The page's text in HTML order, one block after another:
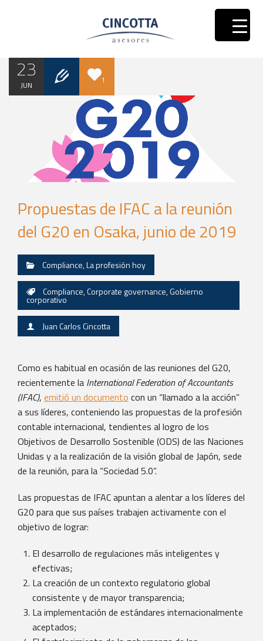
23
JUN 1
Propuestas de IFAC a la reunión
del G20 en Osaka, junio de 2019
Compliance,La profesión hoy
Compliance,Corporate governance,Gobierno
corporativo
Juan Carlos Cincotta
Como es habitual en ocasión de las reuniones del G20,
recientemente la International Federation of Accountants
(IFAC), emitió un documento con un “llamado a la acción”
a sus líderes, conteniendo las propuestas de la profesión
contable internacional, tendientes al logro de los
Objetivos de Desarrollo Sostenible (ODS) de las Naciones
Unidas y a la realización de la visión global de Japón, sede
de la reunión, para la “Sociedad 5.0”.
Las propuestas de IFAC apuntan a alentar a los líderes del
G20 para que sus países trabajen activamente con el
objetivo de lograr:
El desarrollo de regulaciones más inteligentes y
efectivas;
La creación de un contexto regulatorio global
consistente y de mayor transparencia;
La implementación de estándares internacionalmente
aceptados;